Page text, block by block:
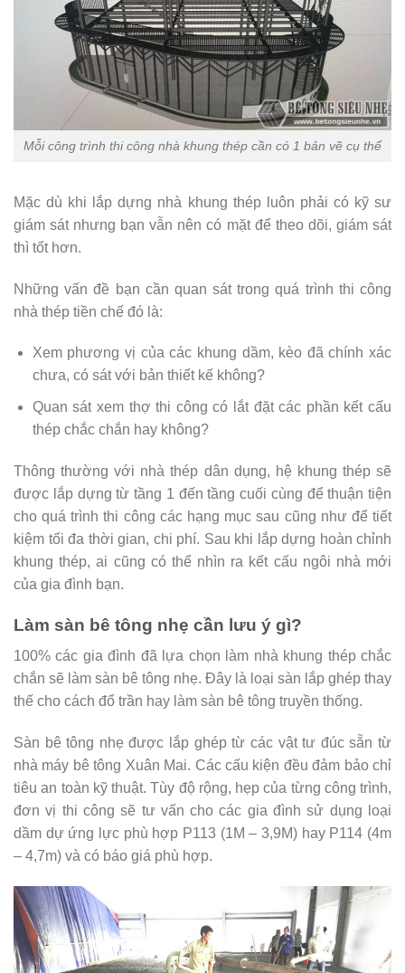
Mỗi công trình thi công nhà khung thép cần có 1 bản vẽ cụ thể
Mặc dù khi lắp dựng nhà khung thép luôn phải có kỹ sư
giám sát nhưng bạn vẫn nên có mặt để theo dõi, giám sát
thì tốt hơn.
Những vấn đề bạn cần quan sát trong quá trình thi công
nhà thép tiền chế đó là:
Xem phương vị của các khung dầm, kèo đã chính xác
chưa, có sát với bản thiết kế không?
Quan sát xem thợ thi công có lắt đặt các phần kết cấu
thép chắc chắn hay không?
Thông thường với nhà thép dân dụng, hệ khung thép sẽ
được lắp dựng từ tầng 1 đến tầng cuối cùng để thuận tiện
cho quá trình thi công các hạng mục sau cũng như để tiết
kiệm tối đa thời gian, chi phí. Sau khi lắp dựng hoàn chỉnh
khung thép, ai cũng có thể nhìn ra kết cấu ngôi nhà mới
của gia đình bạn.
Làm sàn bê tông nhẹ cần lưu ý gì?
100% các gia đình đã lựa chọn làm nhà khung thép chắc
chắn sẽ làm sàn bê tông nhẹ. Đây là loại sàn lắp ghép thay
thế cho cách đổ trần hay làm sàn bê tông truyền thống.
Sàn bê tông nhẹ được lắp ghép từ các vật tư đúc sẵn từ
nhà máy bê tông Xuân Mai. Các cấu kiện đều đảm bảo chỉ
tiêu an toàn kỹ thuật. Tùy độ rộng, hẹp của từng công trình,
đơn vị thi công sẽ tư vấn cho các gia đình sử dụng loại
dầm dự ứng lực phù hợp P113 (1M – 3,9M) hay P114 (4m
– 4,7m) và có báo giá phù hợp.